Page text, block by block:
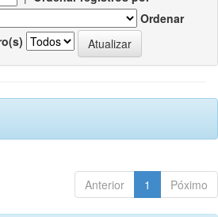
Ordenar
Anterior 1 Póximo